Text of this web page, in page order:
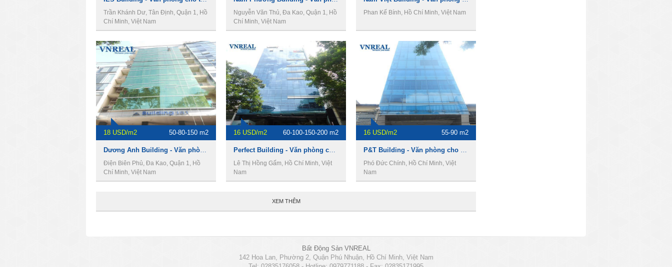
Trần Khánh Dư, Tân Định, Quận 1, Hồ
Chí Minh, Việt Nam
Nguyễn Văn Thủ, Đa Kao, Quận 1, Hồ
Chí Minh, Việt Nam
Phan Kế Bính, Hồ Chí Minh, Việt Nam
18 USD/m2 50-80-150 m2
Điện Biên Phủ, Đa Kao, Quận 1, Hồ
Chí Minh, Việt Nam
16 USD/m2 60-100-150-200 m2
Lê Thị Hồng Gấm, Hồ Chí Minh, Việt
Nam
16 USD/m2 55-90 m2
Phó Đức Chính, Hồ Chí Minh, Việt
Nam
XEM THÊM
Bất Động Sản VNREAL
142 Hoa Lan, Phường 2, Quận Phú Nhuận, Hồ Chí Minh, Việt Nam